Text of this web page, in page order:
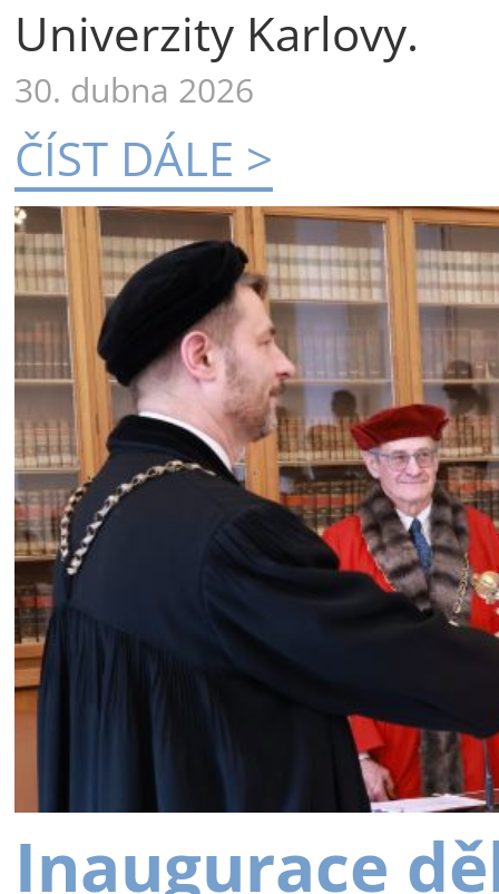
Univerzity Karlovy.
30. dubna 2026
ČÍST DÁLE >
Inaugurace